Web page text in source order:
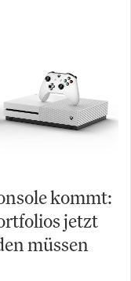
kommt:
jetzt
müssen